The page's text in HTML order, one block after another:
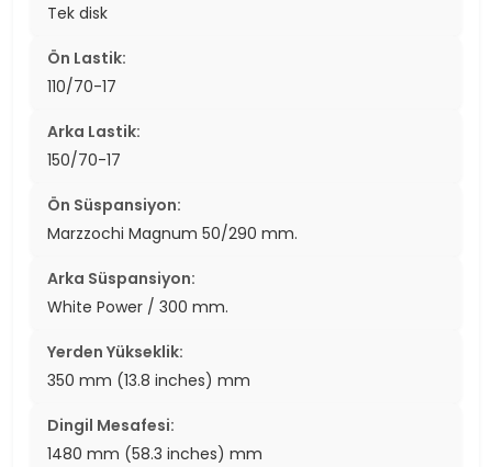
Tek disk
Ön Lastik:
110/70-17
Arka Lastik:
150/70-17
Ön Süspansiyon:
Marzzochi Magnum 50/290 mm.
Arka Süspansiyon:
White Power / 300 mm.
Yerden Yükseklik:
350 mm (13.8 inches) mm
Dingil Mesafesi:
1480 mm (58.3 inches) mm